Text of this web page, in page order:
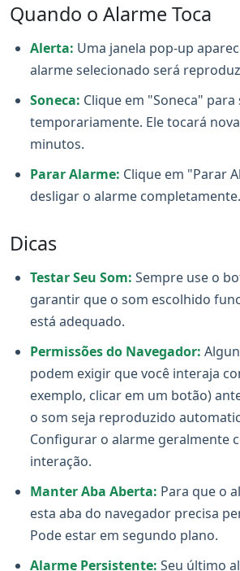
Quando o Alarme Toca
Alerta: Uma janela pop-up
alarme selecionado será
Soneca: Clique em "Soneca"
temporariamente. Ele tocará
minutos.
Parar Alarme: Clique em "Parar
desligar o alarme completamente.
Dicas
Testar Seu Som: Sempre use o
garantir que o som escolhido
está adequado.
Permissões do Navegador:
podem exigir que você interaja
exemplo, clicar em um botão)
o som seja reproduzido
Configurar o alarme geralmente
interação.
Manter Aba Aberta: Para que o
esta aba do navegador precisa
Pode estar em segundo plano.
Alarme Persistente: Seu último